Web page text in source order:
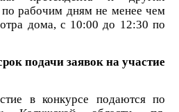
по рабочим дням не менее чем
дома, с 10:00 до 12:30 по
подачи заявок на участие
в конкурсе подаются по